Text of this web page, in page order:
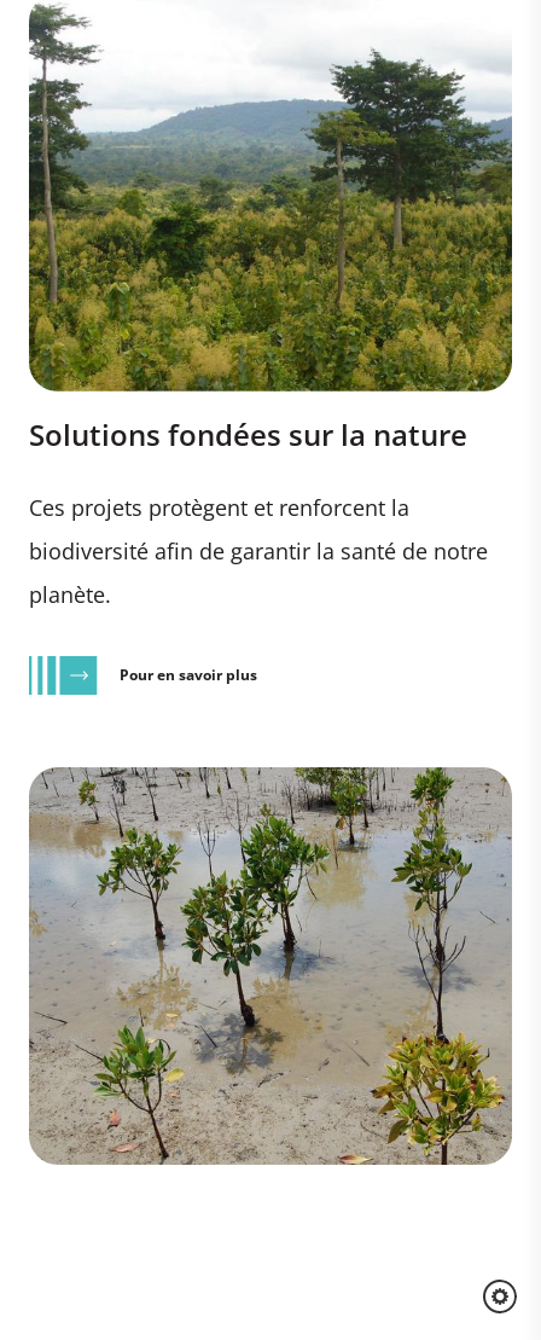
Solutions fondées sur la nature
Ces projets protègent et renforcent la
biodiversité afin de garantir la santé de notre
planète.
Pour en savoir plus